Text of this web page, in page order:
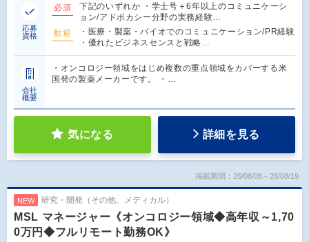
応募
資格
必須
下記のいずれか ・学士号＋6年以上のコミュニケーシ
ョン/アドボカシー分野の実務経験…
歓迎
・医療・製薬・バイオでのコミュニケーション/PR経験
・優れたビジネスセンスと戦略…
会社
概要
・オンコロジー領域をはじめ複数の重点領域をカバーする米
国発の製薬メーカーです。 ・…
気になる 詳細を見る
掲載期間：26/08/06～26/08/19
NEW 研究・開発（その他、メディカル）
MSL マネージャー《オンコロジー領域◆高年収～1,70
0万円◆フルリモート勤務OK》